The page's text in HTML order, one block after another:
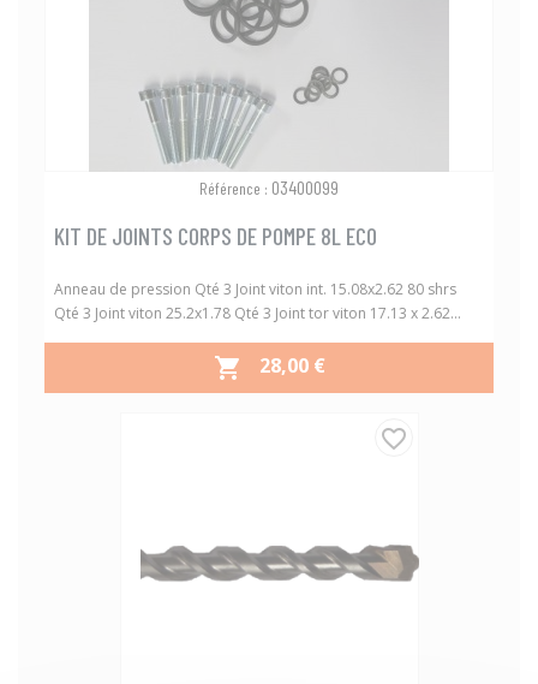
Référence : 03400099
KIT DE JOINTS CORPS DE POMPE 8L ECO
Anneau de pression Qté 3 Joint viton int. 15.08x2.62 80 shrs
Qté 3 Joint viton 25.2x1.78 Qté 3 Joint tor viton 17.13 x 2.62...
 PRIX
28,00 €
favorite_border